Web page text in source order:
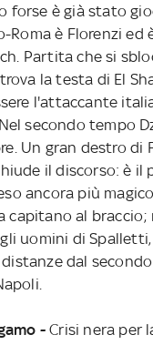
forse è già stato
Roma è Florenzi ed
Partita che si
la testa di El
l'attaccante
secondo tempo
Un gran destro di
il discorso: è il
ancora più
capitano al
uomini di
dal
-Crisi nera per